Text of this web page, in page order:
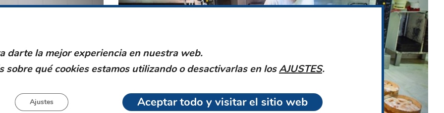
Maestro pastelero de calidad
CONÓCELO
darte la mejor experiencia en nuestra web.
sobre qué cookies estamos utilizando o desactivarlas en losAJUSTES.
Aceptar todo y visitar el sitio web
Ajustes